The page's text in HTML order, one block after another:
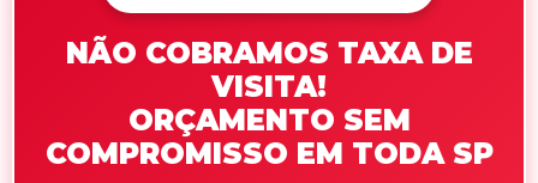
NÃO COBRAMOS TAXA DE
VISITA!
ORÇAMENTO SEM
COMPROMISSO EM TODA SP